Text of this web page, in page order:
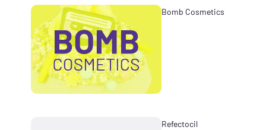
Bomb Cosmetics
Refectocil